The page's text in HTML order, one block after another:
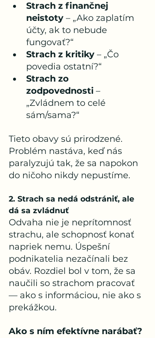
Strach z finančnej
neistoty – „Ako zaplatím
účty, ak to nebude
fungovať?“
Strach z kritiky – „Čo
povedia ostatní?“
Strach zo
zodpovednosti –
„Zvládnem to celé
sám/sama?“
Tieto obavy sú prirodzené.
Problém nastáva, keď nás
paralyzujú tak, že sa napokon
do ničoho nikdy nepustíme.
2. Strach sa nedá odstrániť, ale
dá sa zvládnuť
Odvaha nie je neprítomnosť
strachu, ale schopnosť konať
napriek nemu. Úspešní
podnikatelia nezačínali bez
obáv. Rozdiel bol v tom, že sa
naučili so strachom pracovať
— ako s informáciou, nie ako s
prekážkou.
Ako s ním efektívne narábať?